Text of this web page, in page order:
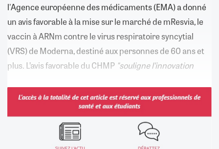
l'Agence européenne des médicaments (EMA) a donné
un avis favorable à la mise sur le marché de mResvia, le
vaccin à ARNm contre le virus respiratoire syncytial
(VRS) de Moderna, destiné aux personnes de 60 ans et
plus. L’avis favorable du CHMP "souligne l’innovation